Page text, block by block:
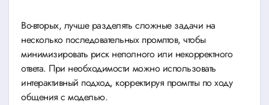
Во-вторых, лучше разделять сложные задачи на
несколько последовательных промптов, чтобы
минимизировать риск неполного или некорректного
ответа. При необходимости можно использовать
интерактивный подход, корректируя промпты по ходу
общения с моделью.